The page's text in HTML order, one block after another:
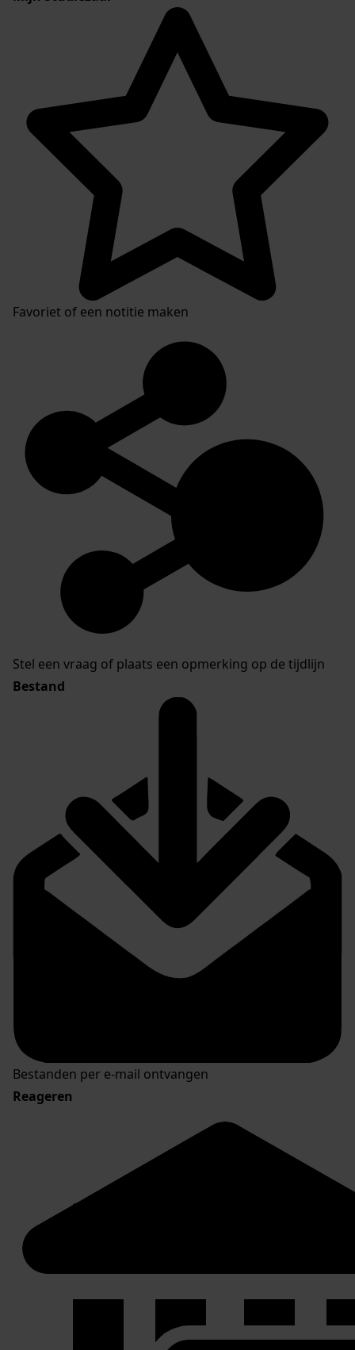
Favoriet of een notitie maken
Stel een vraag of plaats een opmerking op de tijdlijn
Bestand
Bestanden per e-mail ontvangen
Reageren